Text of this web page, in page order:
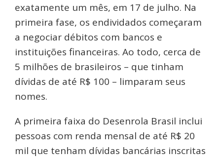
exatamente um mês, em 17 de julho. Na
primeira fase, os endividados começaram
a negociar débitos com bancos e
instituições financeiras. Ao todo, cerca de
5 milhões de brasileiros – que tinham
dívidas de até R$ 100 – limparam seus
nomes.
A primeira faixa do Desenrola Brasil inclui
pessoas com renda mensal de até R$ 20
mil que tenham dívidas bancárias inscritas